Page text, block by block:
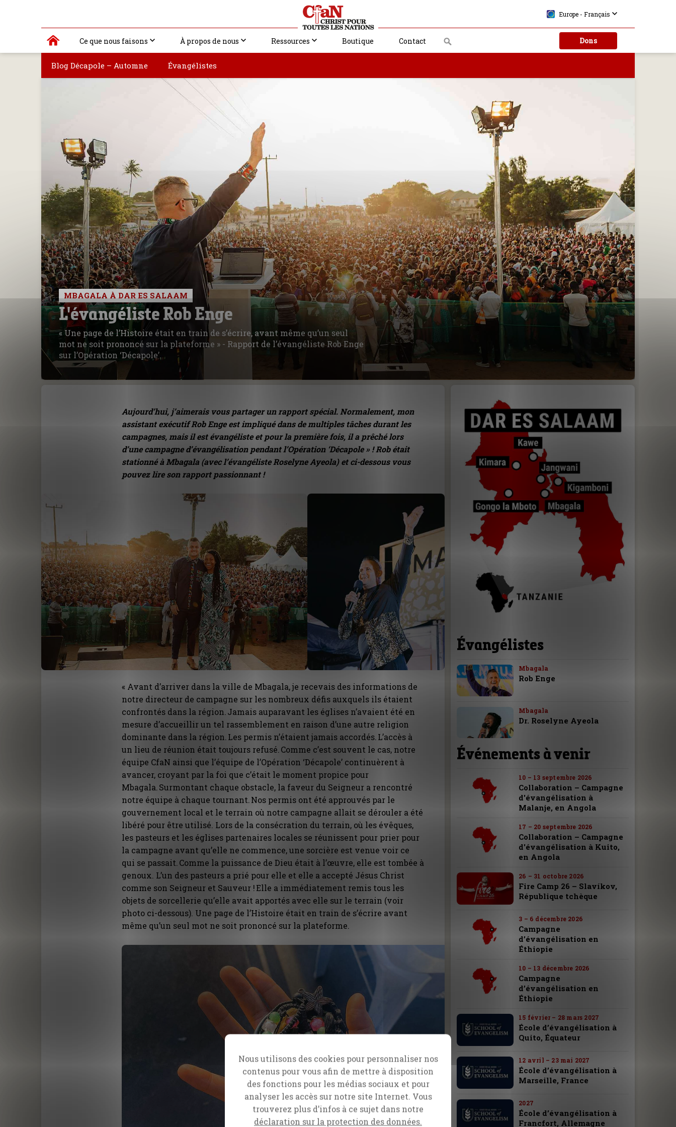
Ce que nous faisons À propos de nous Ressources Boutique Contact Dons
Europe - Français
Blog Décapole – Automne Évangélistes
MBAGALA À DAR ES SALAAM
L'évangéliste Rob Enge
« Une page de l’Histoire était en train de s’écrire, avant même qu’un seul
mot ne soit prononcé sur la plateforme » - Rapport de l’évangéliste Rob Enge
sur l’Opération ‘Décapole’.
Aujourd’hui, j’aimerais vous partager un rapport spécial. Normalement, mon
assistant exécutif Rob Enge est impliqué dans de multiples tâches durant les
campagnes, mais il est évangéliste et pour la première fois, il a prêché lors
d’une campagne d’évangélisation pendant l’Opération ‘Décapole » ! Rob était
stationné à Mbagala (avec l’évangéliste Roselyne Ayeola) et ci-dessous vous
pouvez lire son rapport passionnant !
« Avant d’arriver dans la ville de Mbagala, je recevais des informations de
notre directeur de campagne sur les nombreux défis auxquels ils étaient
confrontés dans la région. Jamais auparavant les églises n’avaient été en
mesure d’accueillir un tel rassemblement en raison d’une autre religion
dominante dans la région. Les permis n’étaient jamais accordés. L’accès à
un lieu de réunion était toujours refusé. Comme c’est souvent le cas, notre
équipe CfaN ainsi que l’équipe de l’Opération ‘Décapole’ continuèrent à
avancer, croyant par la foi que c’était le moment propice pour
Mbagala. Surmontant chaque obstacle, la faveur du Seigneur a rencontré
notre équipe à chaque tournant. Nos permis ont été approuvés par le
gouvernement local et le terrain où notre campagne allait se dérouler a été
libéré pour être utilisé. Lors de la consécration du terrain, où les évêques,
les pasteurs et les églises partenaires locales se réunissent pour prier pour
la campagne avant qu’elle ne commence, une sorcière est venue voir ce
qui se passait. Comme la puissance de Dieu était à l’œuvre, elle est tombée à
genoux. L’un des pasteurs a prié pour elle et elle a accepté Jésus Christ
comme son Seigneur et Sauveur ! Elle a immédiatement remis tous les
objets de sorcellerie qu’elle avait apportés avec elle sur le terrain (voir
photo ci-dessous). Une page de l’Histoire était en train de s’écrire avant
même qu’un seul mot ne soit prononcé sur la plateforme.
Évangélistes
Mbagala
Rob Enge
Mbagala
Dr. Roselyne Ayeola
Événements à venir
10 – 13 septembre 2026
Collaboration – Campagne
d'évangélisation à
Malanje, en Angola
17 – 20 septembre 2026
Collaboration – Campagne
d'évangélisation à Kuito,
en Angola
26 – 31 octobre 2026
Fire Camp 26 – Slavíkov,
République tchèque
3 – 6 décembre 2026
Campagne
d’évangélisation en
Éthiopie
10 – 13 décembre 2026
Campagne
d’évangélisation en
Éthiopie
15 février – 28 mars 2027
École d’évangélisation à
Quito, Équateur
12 avril – 23 mai 2027
École d’évangélisation à
Marseille, France
2027
École d’évangélisation à
Francfort, Allemagne
Nous utilisons des cookies pour personnaliser nos
contenus pour vous afin de mettre à disposition
des fonctions pour les médias sociaux et pour
analyser les accès sur notre site Internet. Vous
trouverez plus d’infos à ce sujet dans notre
déclaration sur la protection des données.